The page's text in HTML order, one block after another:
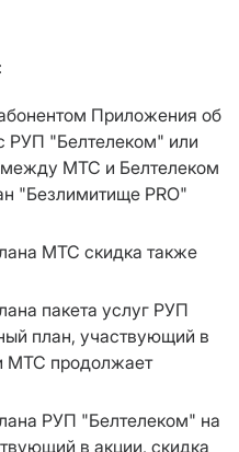
Приложения об
РУП "Белтелеком" или
между МТС и Белтелеком
"Безлимитище PRO"
МТС скидка также
пакета услуг РУП
план, участвующий в
МТС продолжает
РУП "Белтелеком" на
в акции, скидка